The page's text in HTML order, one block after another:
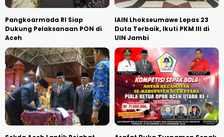
Pangkoarmada RI Siap
Dukung Pelaksanaan PON di
Aceh
IAIN Lhokseumawe Lepas 23
Duta Terbaik, Ikuti PKM III di
UIN Jambi